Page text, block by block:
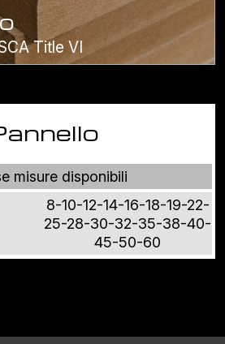
Title VI
misure disponibili
8-10-12-14-16-18-19-22-
25-28-30-32-35-38-40-
45-50-60